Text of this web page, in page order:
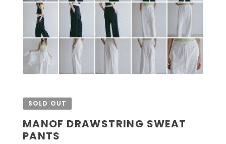
SOLD OUT
MANOF DRAWSTRING SWEAT
PANTS